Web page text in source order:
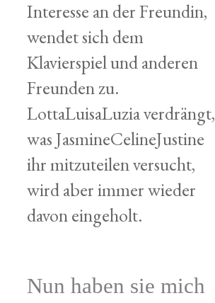
Interesse an der Freundin,
wendet sich dem
Klavierspiel und anderen
Freunden zu.
LottaLuisaLuzia verdrängt,
was JasmineCelineJustine
ihr mitzuteilen versucht,
wird aber immer wieder
davon eingeholt.
Nun haben sie mich